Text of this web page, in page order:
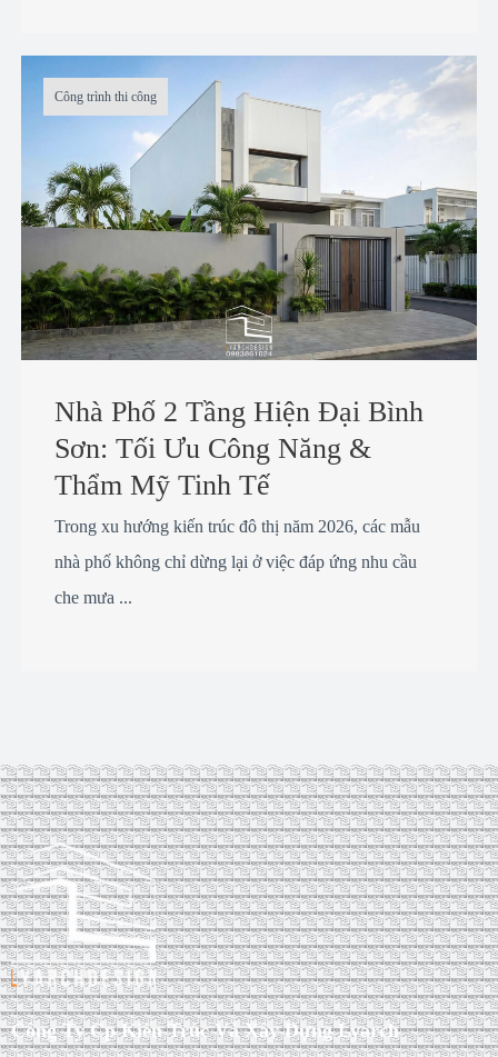
Công trình thi công
Nhà Phố 2 Tầng Hiện Đại Bình
Sơn: Tối Ưu Công Năng &
Thẩm Mỹ Tinh Tế
Trong xu hướng kiến trúc đô thị năm 2026, các mẫu
nhà phố không chỉ dừng lại ở việc đáp ứng nhu cầu
che mưa ...
Công Ty Cp Kiến Trúc Và Xây Dựng Lyarch